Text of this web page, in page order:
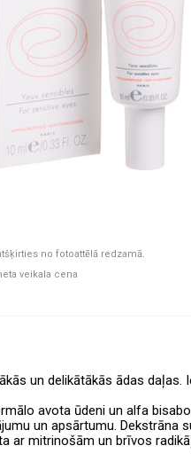
no fotoattēlā redzamā.
veikala cena
un delikātākās ādas
avota ūdeni un alfa
un apsārtumu. Dekstrāna
ar mitrinošām un brīvos